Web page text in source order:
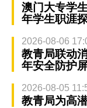
澳门大专学
年学生职涯
2026-08-06
教青局联动
年安全防护
2026-08-05
教青局为高